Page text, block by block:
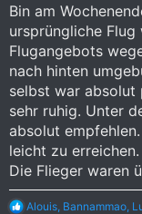
Bin am
ursprüngliche
Flugangebots
nach hinten
selbst war
sehr ruhig. Unter
absolut
leicht zu
Die Flieger waren
R
Alouis Bannammao